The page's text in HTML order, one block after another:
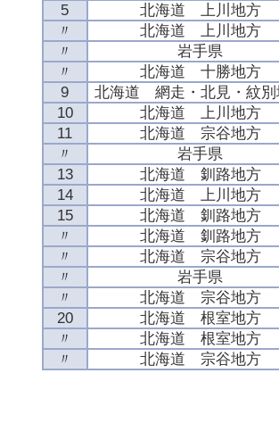
5
北海道 上川地方
〃
北海道 上川地方
〃
岩手県
〃
北海道 十勝地方
9
北海道 網走・北見・紋別
10
北海道 上川地方
11
北海道 宗谷地方
〃
岩手県
13
北海道 釧路地方
14
北海道 上川地方
15
北海道 釧路地方
〃
北海道 釧路地方
〃
北海道 宗谷地方
〃
岩手県
〃
北海道 宗谷地方
20
北海道 根室地方
〃
北海道 根室地方
〃
北海道 宗谷地方